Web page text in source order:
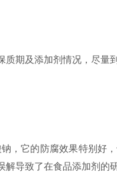
期及添加剂情况，尽量
它的防腐效果特别好
导致了在食品添加剂的